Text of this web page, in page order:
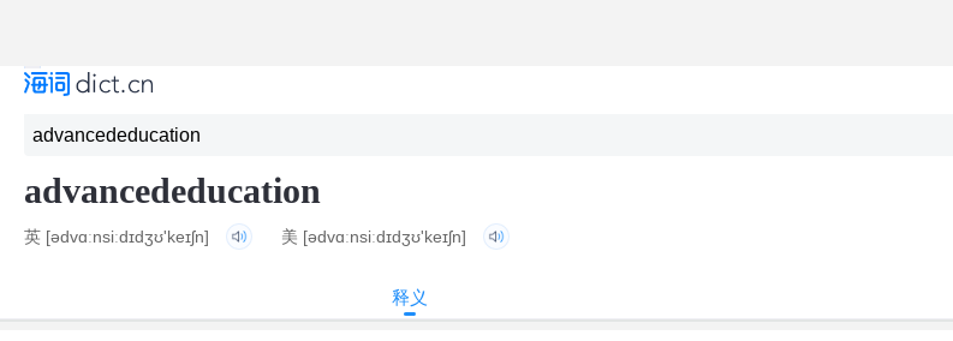
advancededucation
英 [ədvɑːnsiːdɪdʒʊ'keɪʃn] 美 [ədvɑːnsiːdɪdʒʊ'keɪʃn]
释义